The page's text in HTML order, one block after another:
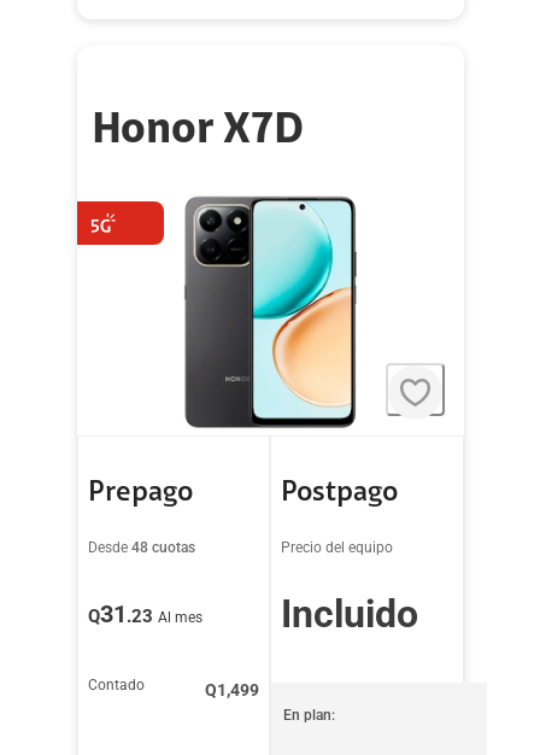
Honor X7D
Prepago
Desde 48 cuotas
Q31 .23 Al mes
Contado Q1,499
Postpago
Precio del equipo
Incluido
En plan: